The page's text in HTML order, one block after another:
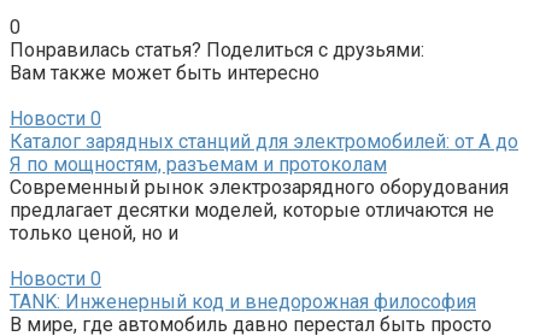
0
Понравилась статья? Поделиться с друзьями:
Вам также может быть интересно
Новости 0
Каталог зарядных станций для электромобилей: от А до
Я по мощностям, разъемам и протоколам
Современный рынок электрозарядного оборудования
предлагает десятки моделей, которые отличаются не
только ценой, но и
Новости 0
TANK: Инженерный код и внедорожная философия
В мире, где автомобиль давно перестал быть просто